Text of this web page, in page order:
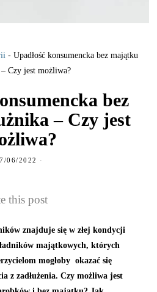
-Upadłość konsumencka bez majątku
– Czy jest możliwa?
bez
– Czy jest
06/2022
this post
znajduje się w złej kondycji
majątkowych, których
mogłoby okazać się
z zadłużenia. Czy możliwa jest